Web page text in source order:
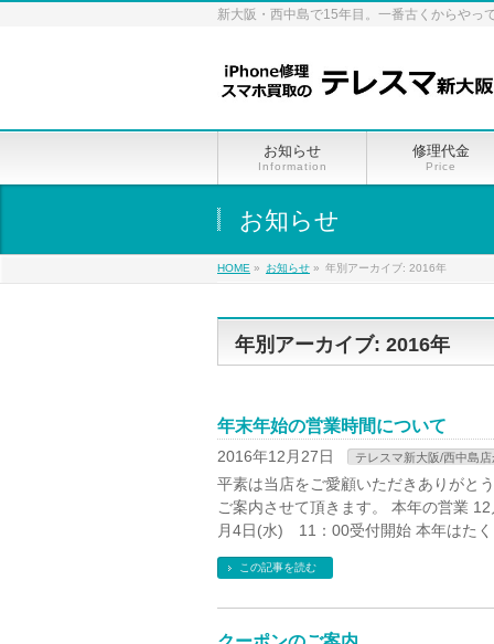
新大阪・西中島で15年目。一番古くからやっ
お知らせ
Information
修理代金
Price
お知らせ
HOME » お知らせ » 年別アーカイブ: 2016年
年別アーカイブ: 2016年
年末年始の営業時間について
2016年12月27日 テレスマ新大阪/西中島
平素は当店をご愛顧いただきありがと
ご案内させて頂きます。 本年の営業
月4日(水) 11：00受付開始 本年はた
この記事を読む